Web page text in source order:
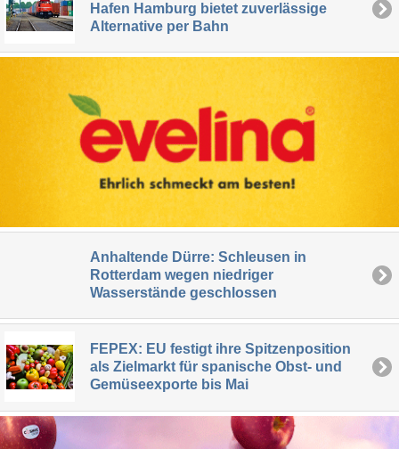
Hafen Hamburg bietet zuverlässige
Alternative per Bahn
Anhaltende Dürre: Schleusen in
Rotterdam wegen niedriger
Wasserstände geschlossen
FEPEX: EU festigt ihre Spitzenposition
als Zielmarkt für spanische Obst- und
Gemüseexporte bis Mai